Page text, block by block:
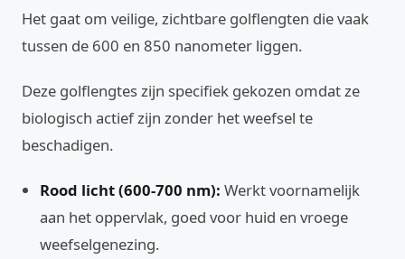
Het gaat om veilige, zichtbare golflengten die vaak
tussen de 600 en 850 nanometer liggen.
Deze golflengtes zijn specifiek gekozen omdat ze
biologisch actief zijn zonder het weefsel te
beschadigen.
Rood licht (600-700 nm): Werkt voornamelijk
aan het oppervlak, goed voor huid en vroege
weefselgenezing.